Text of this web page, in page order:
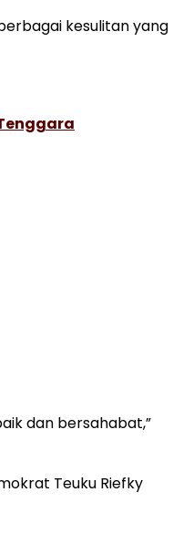
kesulitan yang
dan bersahabat,”
Teuku Riefky